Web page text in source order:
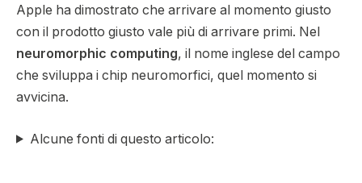
Apple ha dimostrato che arrivare al momento giusto
con il prodotto giusto vale più di arrivare primi. Nel
neuromorphic computing, il nome inglese del campo
che sviluppa i chip neuromorfici, quel momento si
avvicina.
Alcune fonti di questo articolo: